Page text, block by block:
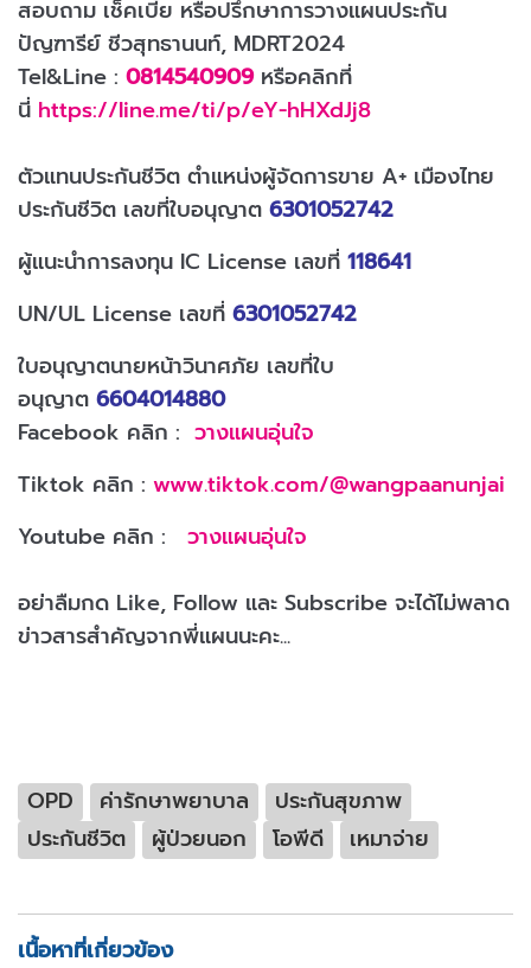
สอบถาม เช็คเบี้ย หรือปรึกษาการวางแผนประกัน
ปัญฑารีย์ ชีวสุทธานนท์, MDRT2024
Tel&Line : 0814540909 หรือคลิกที่
นี่ https://line.me/ti/p/eY-hHXdJj8
ตัวแทนประกันชีวิต ตำแหน่งผู้จัดการขาย A+ เมืองไทย
ประกันชีวิต เลขที่ใบอนุญาต 6301052742
ผู้แนะนำการลงทุน IC License เลขที่ 118641
UN/UL License เลขที่ 6301052742
ใบอนุญาตนายหน้าวินาศภัย เลขที่ใบ
อนุญาต 6604014880
Facebook คลิก : วางแผนอุ่นใจ
Tiktok คลิก : www.tiktok.com/@wangpaanunjai
Youtube คลิก : วางแผนอุ่นใจ
อย่าลืมกด Like, Follow และ Subscribe จะได้ไม่พลาด
ข่าวสารสำคัญจากพี่แผนนะคะ...
OPD ค่ารักษาพยาบาล
ประกันสุขภาพ
ประกันชีวิต
ผู้ป่วยนอก โอพีดี เหมาจ่าย
เนื้อหาที่เกี่ยวข้อง